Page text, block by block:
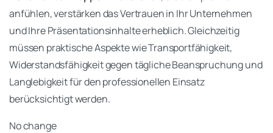
anfühlen, verstärken das Vertrauen in Ihr Unternehmen
und Ihre Präsentationsinhalte erheblich. Gleichzeitig
müssen praktische Aspekte wie Transportfähigkeit,
Widerstandsfähigkeit gegen tägliche Beanspruchung und
Langlebigkeit für den professionellen Einsatz
berücksichtigt werden.
No change